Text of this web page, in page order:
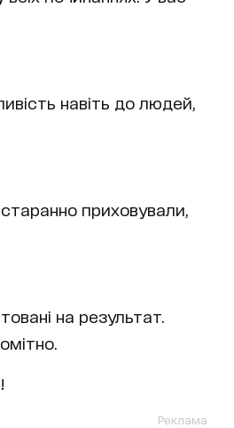
навіть до людей,
старанно приховували,
на результат.
Реклама